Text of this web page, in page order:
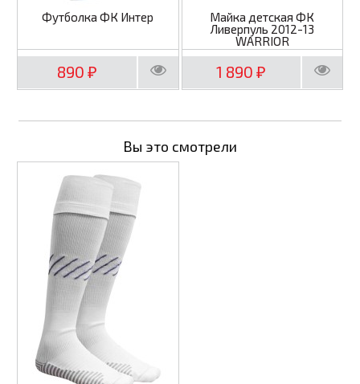
Футболка ФК Интер
890 ₽
Майка детская ФК
Ливерпуль 2012-13
WARRIOR
1 890₽
Вы это смотрели